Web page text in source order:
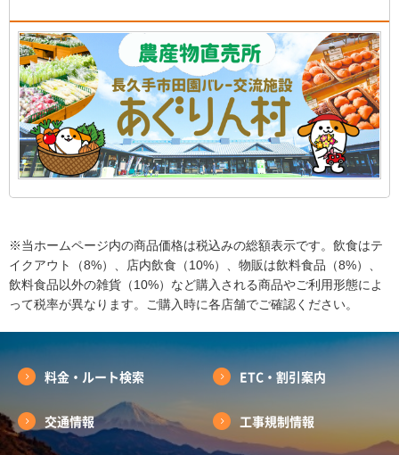
※当ホームページ内の商品価格は税込みの総額表示です。飲食はテ
イクアウト（8%）、店内飲食（10%）、物販は飲料食品（8%）、
飲料食品以外の雑貨（10%）など購入される商品やご利用形態によ
って税率が異なります。ご購入時に各店舗でご確認ください。
料金・ルート検索 ETC・割引案内
交通情報 工事規制情報